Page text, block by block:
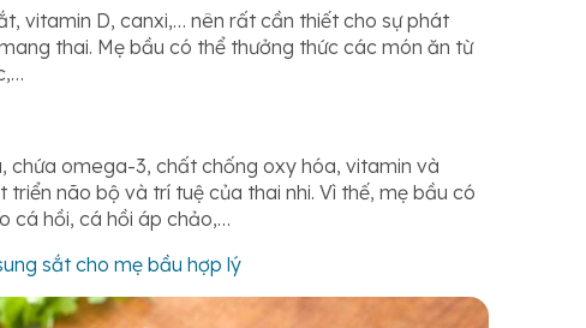
vitamin D, canxi,… nên rất cần thiết cho sự phát
thai. Mẹ bầu có thể thưởng thức các món ăn từ
chứa omega-3, chất chống oxy hóa, vitamin và
não bộ và trí tuệ của thai nhi. Vì thế, mẹ bầu có
cá hồi, cá hồi áp chảo,…
sắt cho mẹ bầu hợp lý